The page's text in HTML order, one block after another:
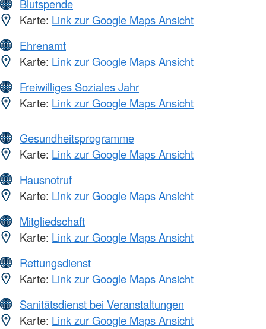
Blutspende
Karte: Link zur Google Maps Ansicht
Ehrenamt
Karte: Link zur Google Maps Ansicht
Freiwilliges Soziales Jahr
Karte: Link zur Google Maps Ansicht
Gesundheitsprogramme
Karte: Link zur Google Maps Ansicht
Hausnotruf
Karte: Link zur Google Maps Ansicht
Mitgliedschaft
Karte: Link zur Google Maps Ansicht
Rettungsdienst
Karte: Link zur Google Maps Ansicht
Sanitätsdienst bei Veranstaltungen
Karte: Link zur Google Maps Ansicht